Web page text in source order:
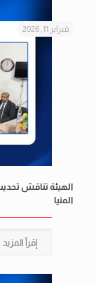
فبراير 11, 2026
الهيئة تناقش
المنيا
إقرأ المزيد